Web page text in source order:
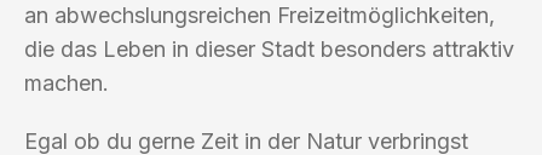
an abwechslungsreichen Freizeitmöglichkeiten,
die das Leben in dieser Stadt besonders attraktiv
machen.
Egal ob du gerne Zeit in der Natur verbringst